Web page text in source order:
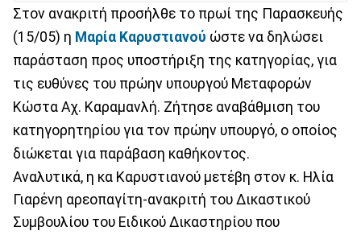
Στον ανακριτή προσήλθε το πρωί της Παρασκευής
(15/05) η Μαρία Καρυστιανού ώστε να δηλώσει
παράσταση προς υποστήριξη της κατηγορίας, για
τις ευθύνες του πρώην υπουργού Μεταφορών
Κώστα Αχ. Καραμανλή. Ζήτησε αναβάθμιση του
κατηγορητηρίου για τον πρώην υπουργό, ο οποίος
διώκεται για παράβαση καθήκοντος.
Αναλυτικά, η κα Καρυστιανού μετέβη στον κ. Ηλία
Γιαρένη αρεοπαγίτη-ανακριτή του Δικαστικού
Συμβουλίου του Ειδικού Δικαστηρίου που